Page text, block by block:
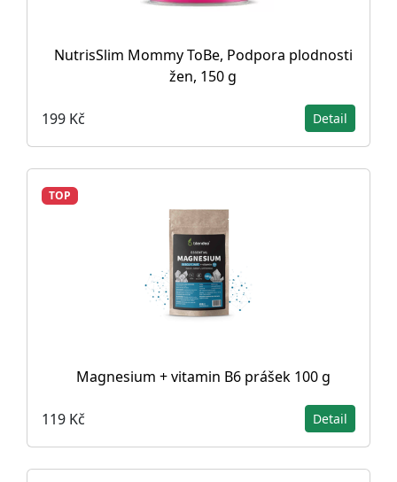
NutrisSlim Mommy ToBe, Podpora plodnosti
žen, 150 g
199 Kč Detail
TOP
Magnesium + vitamin B6 prášek 100 g
119 Kč Detail